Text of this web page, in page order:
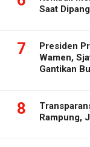
Saat
7
Presiden
Wamen,
Gantikan
8
Rampung,